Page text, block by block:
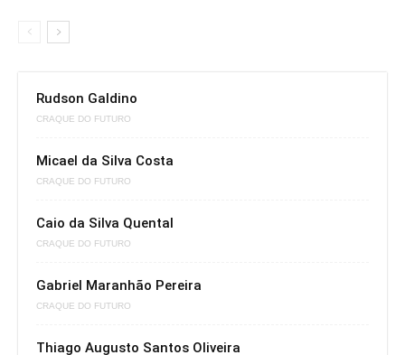
Rudson Galdino
CRAQUE DO FUTURO
Micael da Silva Costa
CRAQUE DO FUTURO
Caio da Silva Quental
CRAQUE DO FUTURO
Gabriel Maranhão Pereira
CRAQUE DO FUTURO
Thiago Augusto Santos Oliveira